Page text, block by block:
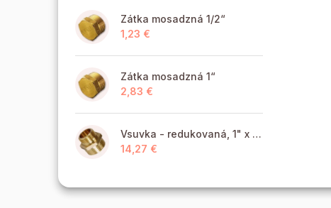
Zátka mosadzná 1/2“
1,23 €
Zátka mosadzná 1“
2,83 €
Vsuvka - redukovaná, 1" x 6/4" MM
14,27 €